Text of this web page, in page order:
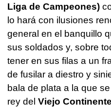
Liga de Campeones)
lo hará con ilusiones
general en el banquillo
sus soldados y, sobre
tener en sus filas a un
de fusilar a diestro y
bala de plata a la que
rey del Viejo Continente